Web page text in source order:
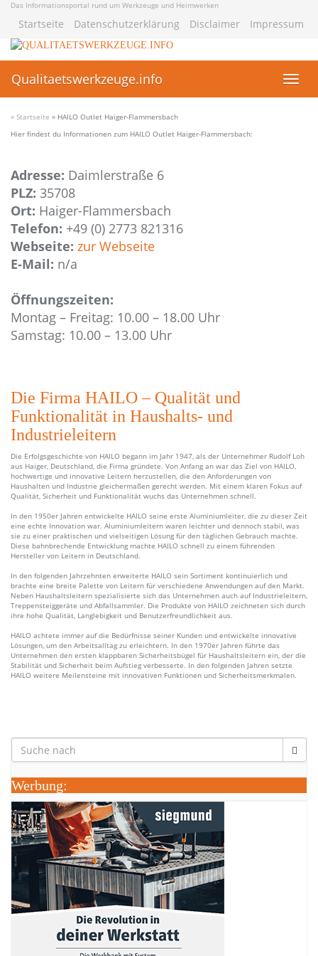
Skip
content
Das Informationsportal rund um Werkzeuge und Heimwerken
Startseite Datenschutzerklärung Disclaimer Impressum
Qualitaetswerkzeuge.info
» Startseite » HAILO Outlet Haiger-Flammersbach
Hier findest du Informationen zum HAILO Outlet Haiger-Flammersbach:
Adresse: Daimlerstraße 6
PLZ: 35708
Ort: Haiger-Flammersbach
Telefon: +49 (0) 2773 821316
Webseite: zur Webseite
E-Mail: n/a
Öffnungszeiten:
Montag – Freitag: 10.00 – 18.00 Uhr
Samstag: 10.00 – 13.00 Uhr
Die Firma HAILO – Qualität und
Funktionalität in Haushalts- und
Industrieleitern
Die Erfolgsgeschichte von HAILO begann im Jahr 1947, als der Unternehmer Rudolf Loh
aus Haiger, Deutschland, die Firma gründete. Von Anfang an war das Ziel von HAILO,
hochwertige und innovative Leitern herzustellen, die den Anforderungen von
Haushalten und Industrie gleichermaßen gerecht werden. Mit einem klaren Fokus auf
Qualität, Sicherheit und Funktionalität wuchs das Unternehmen schnell.
In den 1950er Jahren entwickelte HAILO seine erste Aluminiumleiter, die zu dieser Zeit
eine echte Innovation war. Aluminiumleitern waren leichter und dennoch stabil, was
sie zu einer praktischen und vielseitigen Lösung für den täglichen Gebrauch machte.
Diese bahnbrechende Entwicklung machte HAILO schnell zu einem führenden
Hersteller von Leitern in Deutschland.
In den folgenden Jahrzehnten erweiterte HAILO sein Sortiment kontinuierlich und
brachte eine breite Palette von Leitern für verschiedene Anwendungen auf den Markt.
Neben Haushaltsleitern spezialisierte sich das Unternehmen auch auf Industrieleitern,
Treppensteiggeräte und Abfallsammler. Die Produkte von HAILO zeichneten sich durch
ihre hohe Qualität, Langlebigkeit und Benutzerfreundlichkeit aus.
HAILO achtete immer auf die Bedürfnisse seiner Kunden und entwickelte innovative
Lösungen, um den Arbeitsalltag zu erleichtern. In den 1970er Jahren führte das
Unternehmen den ersten klappbaren Sicherheitsbügel für Haushaltsleitern ein, der die
Stabilität und Sicherheit beim Aufstieg verbesserte. In den folgenden Jahren setzte
HAILO weitere Meilensteine mit innovativen Funktionen und Sicherheitsmerkmalen.
Werbung: